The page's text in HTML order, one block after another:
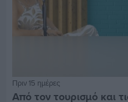
Πριν 15 ημέρες
Από τον τουρισμό και